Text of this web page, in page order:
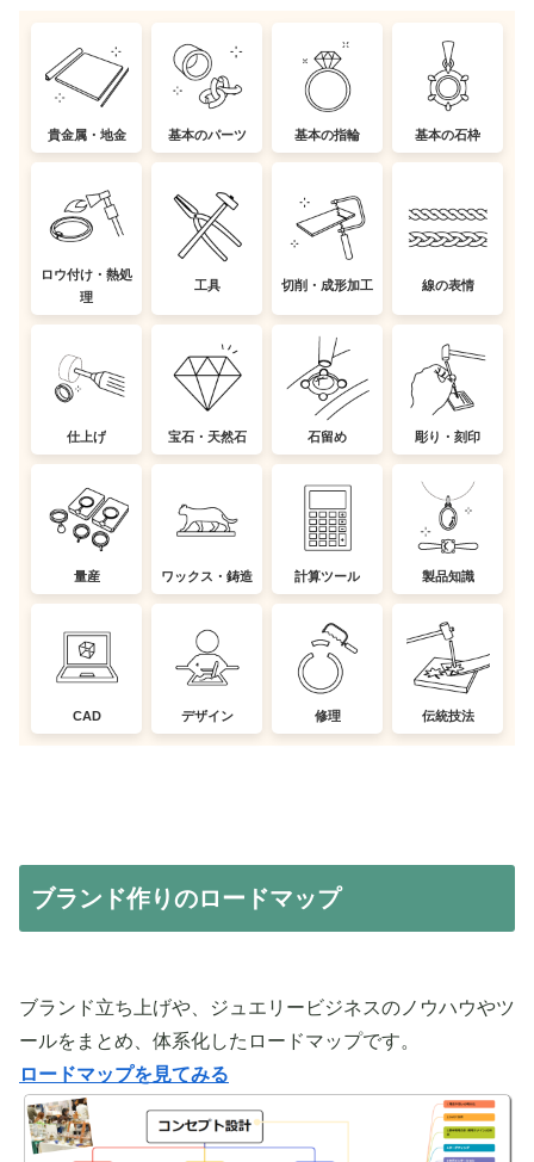
貴金属・地金 基本のパーツ 基本の指輪 基本の石枠
ロウ付け・熱処
理
工具 切削・成形加工 線の表情
仕上げ 宝石・天然石 石留め 彫り・刻印
量産 ワックス・鋳造 計算ツール 製品知識
CAD デザイン 修理 伝統技法
ブランド作りのロードマップ
ブランド立ち上げや、ジュエリービジネスのノウハウやツ
ールをまとめ、体系化したロードマップです。
ロードマップを見てみる